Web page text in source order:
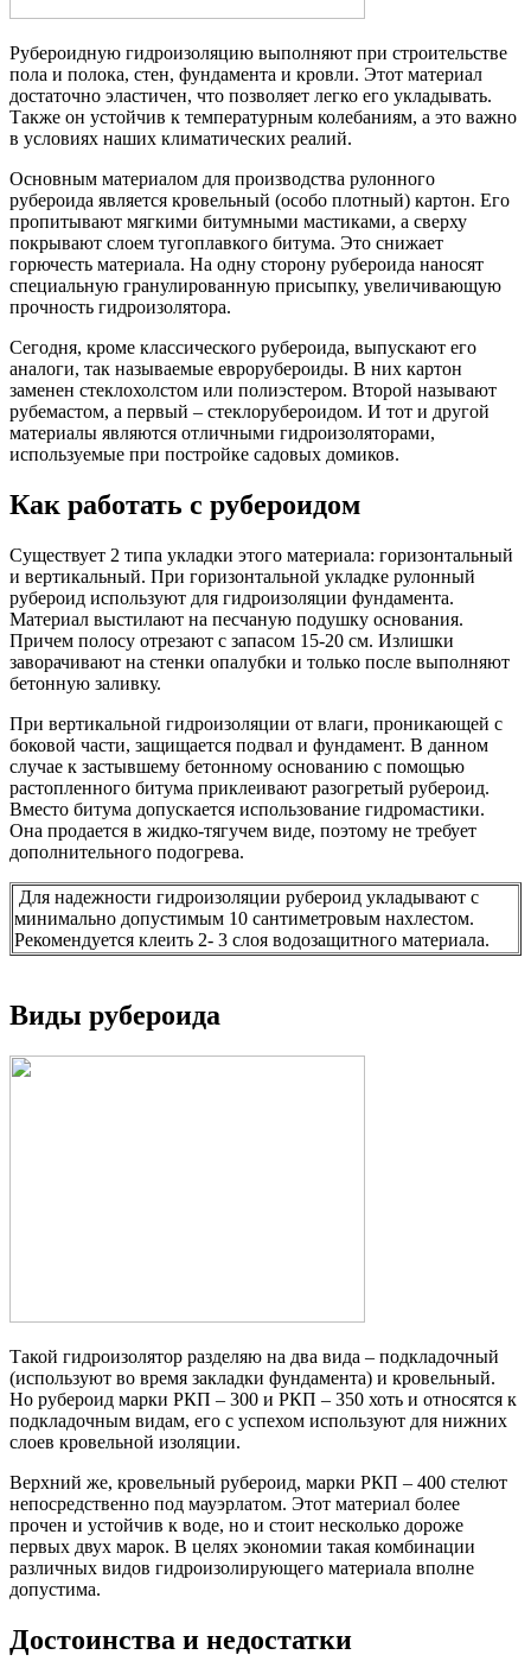
Рубероидную гидроизоляцию выполняют при строительстве
пола и полока, стен, фундамента и кровли. Этот материал
достаточно эластичен, что позволяет легко его укладывать.
Также он устойчив к температурным колебаниям, а это важно
в условиях наших климатических реалий.
Основным материалом для производства рулонного
рубероида является кровельный (особо плотный) картон. Его
пропитывают мягкими битумными мастиками, а сверху
покрывают слоем тугоплавкого битума. Это снижает
горючесть материала. На одну сторону рубероида наносят
специальную гранулированную присыпку, увеличивающую
прочность гидроизолятора.
Сегодня, кроме классического рубероида, выпускают его
аналоги, так называемые еврорубероиды. В них картон
заменен стеклохолстом или полиэстером. Второй называют
рубемастом, а первый – стеклорубероидом. И тот и другой
материалы являются отличными гидроизоляторами,
используемые при постройке садовых домиков.
Как работать с рубероидом
Существует 2 типа укладки этого материала: горизонтальный
и вертикальный. При горизонтальной укладке рулонный
рубероид используют для гидроизоляции фундамента.
Материал выстилают на песчаную подушку основания.
Причем полосу отрезают с запасом 15-20 см. Излишки
заворачивают на стенки опалубки и только после выполняют
бетонную заливку.
При вертикальной гидроизоляции от влаги, проникающей с
боковой части, защищается подвал и фундамент. В данном
случае к застывшему бетонному основанию с помощью
растопленного битума приклеивают разогретый рубероид.
Вместо битума допускается использование гидромастики.
Она продается в жидко-тягучем виде, поэтому не требует
дополнительного подогрева.
Для надежности гидроизоляции рубероид укладывают с
минимально допустимым 10 сантиметровым нахлестом.
Рекомендуется клеить 2- 3 слоя водозащитного материала.
Виды рубероида
Такой гидроизолятор разделяю на два вида – подкладочный
(используют во время закладки фундамента) и кровельный.
Но рубероид марки РКП – 300 и РКП – 350 хоть и относятся к
подкладочным видам, его с успехом используют для нижних
слоев кровельной изоляции.
Верхний же, кровельный рубероид, марки РКП – 400 стелют
непосредственно под мауэрлатом. Этот материал более
прочен и устойчив к воде, но и стоит несколько дороже
первых двух марок. В целях экономии такая комбинации
различных видов гидроизолирующего материала вполне
допустима.
Достоинства и недостатки